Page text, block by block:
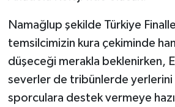
Namağlup şekilde Türkiye
temsilcimizin kura çekiminde
düşeceği merakla beklenirken,
severler de tribünlerde yerlerini
sporculara destek vermeye